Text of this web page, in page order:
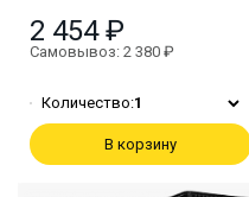
2 454 ₽
Самовывоз: 2 380 ₽
Количество:1
В корзину